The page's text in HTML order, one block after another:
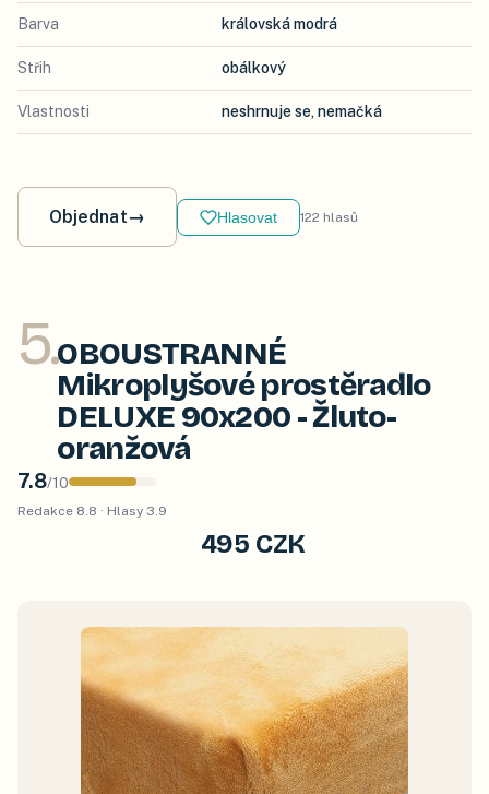
Barva královská modrá
Střih obálkový
Vlastnosti neshrnuje se, nemačká
Objednat→ Hlasovat 122 hlasů
5.OBOUSTRANNÉ
Mikroplyšové prostěradlo
DELUXE 90x200 - Žluto-
oranžová
7.8/10
Redakce 8.8 · Hlasy 3.9
495 CZK